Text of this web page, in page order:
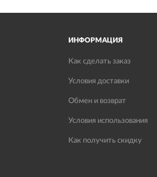
ИНФОРМАЦИЯ
Как сделать заказ
Условия доставки
Обмен и возврат
Условия использования
Как получить скидку